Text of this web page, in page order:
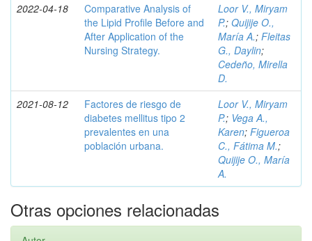
2022-04-18
Comparative Analysis of
the Lipid Profile Before and
After Application of the
Nursing Strategy.
Loor V., Miryam
P.; Quijije O.,
María A.; Fleitas
G., Daylin;
Cedeño, Mirella
D.
2021-08-12
Factores de riesgo de
diabetes mellitus tipo 2
prevalentes en una
población urbana.
Loor V., Miryam
P.; Vega A.,
Karen; Figueroa
C., Fátima M.;
Quijije O., María
A.
Otras opciones relacionadas